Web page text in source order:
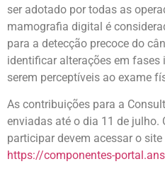
ser adotado por todas as
mamografia digital é
para a detecção precoce do
identificar alterações em fases
serem perceptíveis ao exame
As contribuições para a
enviadas até o dia 11 de julho.
participar devem acessar o site
https://componentes-